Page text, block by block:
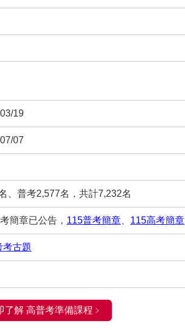
19
07
、普考2,577名，共計7,232名
簡章已公告， 115普考簡章 115高考簡章
考古題
了解 高普考準備課程﹥